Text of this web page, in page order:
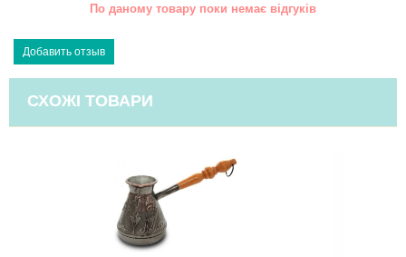
По даному товару поки немає відгуків
СХОЖІ ТОВАРИ